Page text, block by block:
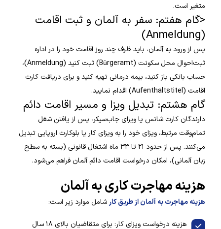
متغیر است.
<گام هفتم: سفر به آلمان و ثبت اقامت
(Anmeldung)
پس از ورود به آلمان، باید ظرف چند روز اقامت خود را در اداره
ثبت‌احوال محل سکونت (Bürgeramt) ثبت کنید (Anmeldung)،
حساب بانکی باز کنید، بیمه درمانی تهیه کنید و برای دریافت کارت
اقامت (Aufenthaltstitel) اقدام نمایید.
گام هشتم: تبدیل ویزا و مسیر اقامت دائم
دارندگان کارت شانس یا ویزای جاب‌سیکر، پس از یافتن شغل
تمام‌وقت مرتبط، ویزای خود را به ویزای کار یا بلوکارت اروپایی تبدیل
می‌کنند. پس از حدود ۲۱ تا ۳۳ ماه اشتغال قانونی (بسته به سطح
زبان آلمانی)، امکان درخواست اقامت دائم آلمان فراهم می‌شود.
هزینه مهاجرت کاری به آلمان
هزینه مهاجرت به آلمان از طریق کارشامل موارد زیر است:
هزینه درخواست ویزای کار: برای متقاضیان بالای ۱۸ سال